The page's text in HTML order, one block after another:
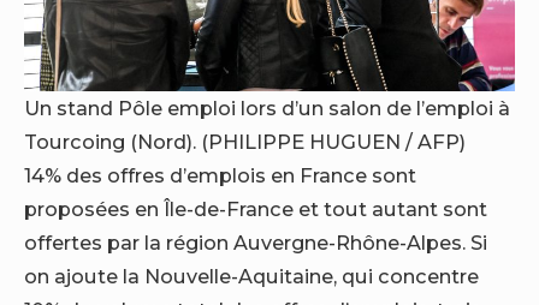
Un stand Pôle emploi lors d’un salon de l’emploi à
Tourcoing (Nord). (PHILIPPE HUGUEN / AFP)
14% des offres d’emplois en France sont
proposées en Île-de-France et tout autant sont
offertes par la région Auvergne-Rhône-Alpes. Si
on ajoute la Nouvelle-Aquitaine, qui concentre